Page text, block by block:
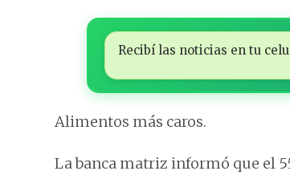
Recibí las noticias en tu
Alimentos más caros.
La banca matriz informó que el